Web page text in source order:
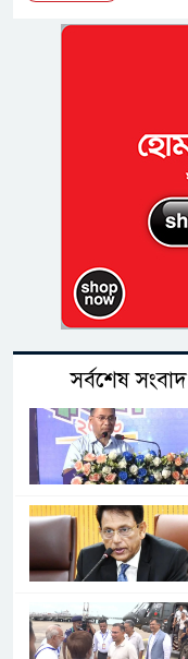
সর্বশেষ সংবাদ